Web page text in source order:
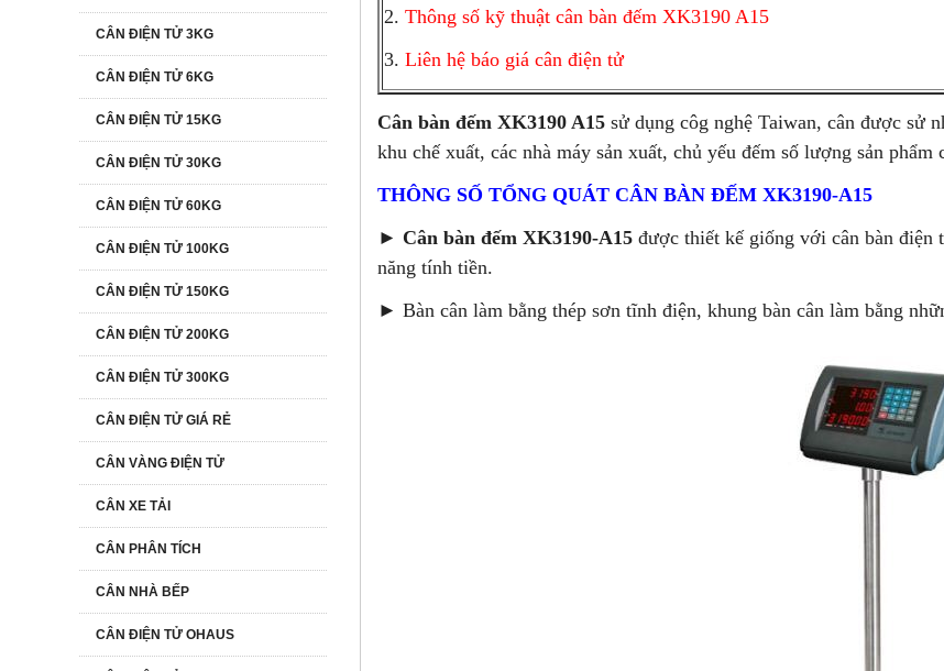
2. Thông số kỹ thuật cân bàn đếm XK3190 A15
3. Liên hệ báo giá cân điện tử
Cân bàn đếm XK3190 A15 sử dụng côg nghệ Taiwan, cân được sử
khu chế xuất, các nhà máy sản xuất, chủ yếu đếm số lượng sản
THÔNG SỐ TỔNG QUÁT CÂN BÀN ĐẾM XK3190-A15
► Cân bàn đếm XK3190-A15 được thiết kế giống với cân bàn điện
năng tính tiền.
► Bàn cân làm bằng thép sơn tĩnh điện, khung bàn cân làm bằng
CÂN ĐIỆN TỬ 3KG
CÂN ĐIỆN TỬ 6KG
CÂN ĐIỆN TỬ 15KG
CÂN ĐIỆN TỬ 30KG
CÂN ĐIỆN TỬ 60KG
CÂN ĐIỆN TỬ 100KG
CÂN ĐIỆN TỬ 150KG
CÂN ĐIỆN TỬ 200KG
CÂN ĐIỆN TỬ 300KG
CÂN ĐIỆN TỬ GIÁ RẺ
CÂN VÀNG ĐIỆN TỬ
CÂN XE TẢI
CÂN PHÂN TÍCH
CÂN NHÀ BẾP
CÂN ĐIỆN TỬ OHAUS